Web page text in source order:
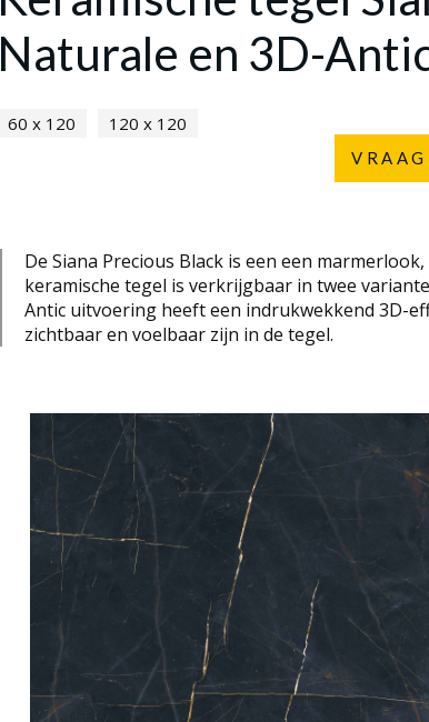
Naturale en 3D-
60 x 120 120 x 120
De Siana Precious Black is een een
keramische tegel is verkrijgbaar in twee
Antic uitvoering heeft een indrukwekkend 3D-
zichtbaar en voelbaar zijn in de tegel.